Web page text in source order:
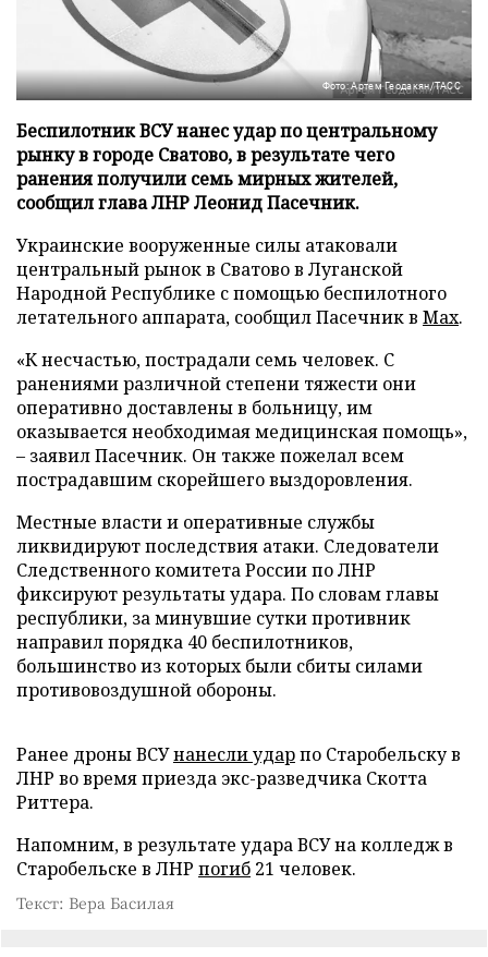
Фото: Артем Геодакян/ТАСС
Беспилотник ВСУ нанес удар по центральному
рынку в городе Сватово, в результате чего
ранения получили семь мирных жителей,
сообщил глава ЛНР Леонид Пасечник.
Украинские вооруженные силы атаковали
центральный рынок в Сватово в Луганской
Народной Республике с помощью беспилотного
летательного аппарата, сообщил Пасечник в Max.
«К несчастью, пострадали семь человек. С
ранениями различной степени тяжести они
оперативно доставлены в больницу, им
оказывается необходимая медицинская помощь»,
– заявил Пасечник. Он также пожелал всем
пострадавшим скорейшего выздоровления.
Местные власти и оперативные службы
ликвидируют последствия атаки. Следователи
Следственного комитета России по ЛНР
фиксируют результаты удара. По словам главы
республики, за минувшие сутки противник
направил порядка 40 беспилотников,
большинство из которых были сбиты силами
противовоздушной обороны.
Ранее дроны ВСУнанесли ударпо Старобельску в
ЛНР во время приезда экс-разведчика Скотта
Риттера.
Напомним, в результате удара ВСУ на колледж в
Старобельске в ЛНР погиб 21 человек.
Текст: Вера Басилая